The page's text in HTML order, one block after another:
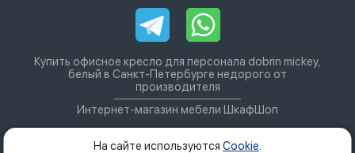
Купить офисное кресло для персонала dobrin mickey,
белый в Санкт-Петербурге недорого от
производителя
Интернет-магазин мебели ШкафШоп
На сайте используются Cookie